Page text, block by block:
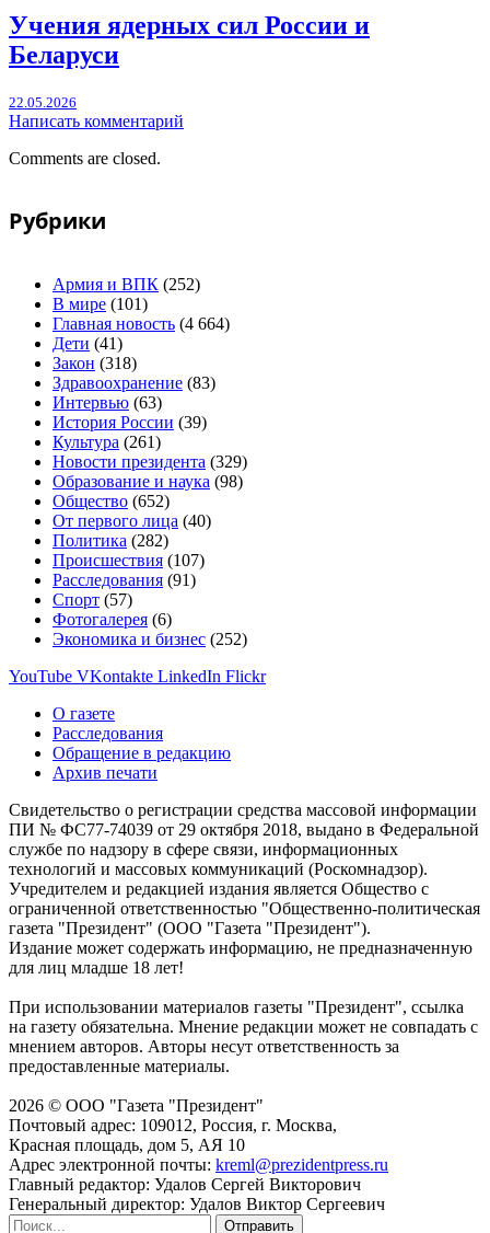
Учения ядерных сил России и
Беларуси
22.05.2026
Написать комментарий
Comments are closed.
Рубрики
Армия и ВПК (252)
В мире (101)
Главная новость (4 664)
Дети (41)
Закон (318)
Здравоохранение (83)
Интервью (63)
История России (39)
Культура (261)
Новости президента (329)
Образование и наука (98)
Общество (652)
От первого лица (40)
Политика (282)
Происшествия (107)
Расследования (91)
Спорт (57)
Фотогалерея (6)
Экономика и бизнес (252)
YouTube VKontakte LinkedIn Flickr
О газете
Расследования
Обращение в редакцию
Архив печати
Свидетельство о регистрации средства массовой информации
ПИ № ФС77-74039 от 29 октября 2018, выдано в Федеральной
службе по надзору в сфере связи, информационных
технологий и массовых коммуникаций (Роскомнадзор).
Учредителем и редакцией издания является Общество с
ограниченной ответственностью "Общественно-политическая
газета "Президент" (ООО "Газета "Президент").
Издание может содержать информацию, не предназначенную
для лиц младше 18 лет!
При использовании материалов газеты "Президент", ссылка
на газету обязательна. Мнение редакции может не совпадать с
мнением авторов. Авторы несут ответственность за
предоставленные материалы.
2026 © ООО "Газета "Президент"
Почтовый адрес: 109012, Россия, г. Москва,
Красная площадь, дом 5, АЯ 10
Адрес электронной почты: kreml@prezidentpress.ru
Главный редактор: Удалов Сергей Викторович
Генеральный директор: Удалов Виктор Сергеевич
Отправить